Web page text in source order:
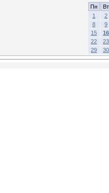
Пн
Вт
1
2
8
9
15
16
22
23
29
30